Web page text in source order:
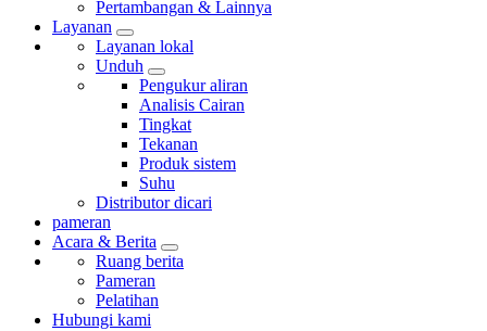
Pertambangan & Lainnya
Layanan
Layanan lokal
Unduh
Pengukur aliran
Analisis Cairan
Tingkat
Tekanan
Produk sistem
Suhu
Distributor dicari
pameran
Acara & Berita
Ruang berita
Pameran
Pelatihan
Hubungi kami